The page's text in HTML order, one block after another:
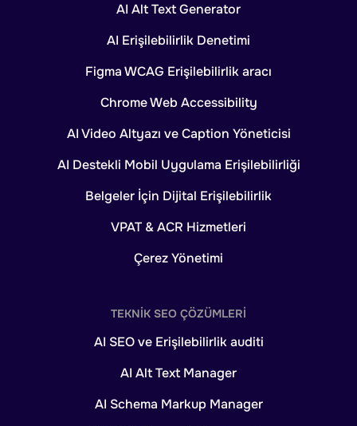
AI Alt Text Generator
AI Erişilebilirlik Denetimi
Figma WCAG Erişilebilirlik aracı
Chrome Web Accessibility
AI Video Altyazı ve Caption Yöneticisi
AI Destekli Mobil Uygulama Erişilebilirliği
Belgeler İçin Dijital Erişilebilirlik
VPAT & ACR Hizmetleri
Çerez Yönetimi
TEKNIK SEO ÇÖZÜMLERI
AI SEO ve Erişilebilirlik auditi
AI Alt Text Manager
AI Schema Markup Manager